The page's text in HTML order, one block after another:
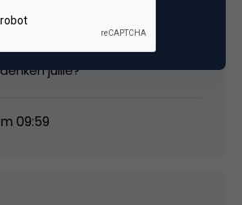
financieren.
hiermee de strijd met funda
jullie?
09:59